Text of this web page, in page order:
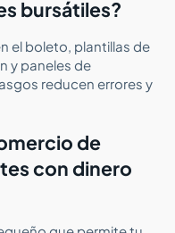
bursátiles?
el boleto, plantillas de
y paneles de
reducen errores y
de
con dinero